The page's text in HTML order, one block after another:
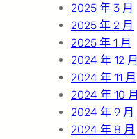
2025 年 3 月
2025 年 2 月
2025 年 1 月
2024 年 12 月
2024 年 11 月
2024 年 10 月
2024 年 9 月
2024 年 8 月